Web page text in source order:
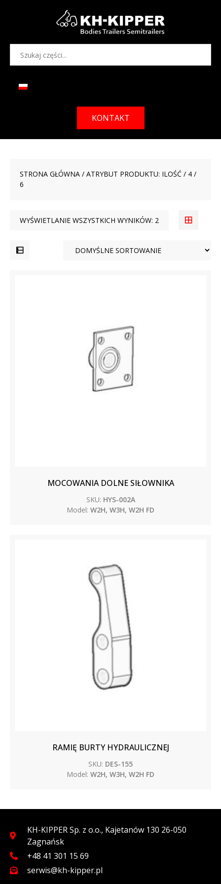
KONTAKT
STRONA GŁÓWNA / ATRYBUT PRODUKTU: ILOŚĆ / 4 /
6
WYŚWIETLANIE WSZYSTKICH WYNIKÓW: 2
MOCOWANIA DOLNE SIŁOWNIKA
SKU: HYS-002A
Model: W2H, W3H, W2H FD
RAMIĘ BURTY HYDRAULICZNEJ
SKU: DES-155
Model: W2H, W3H, W2H FD
KH-KIPPER Sp. z o.o., Kajetanów 130 26-050
Zagnańsk
+48 41 301 15 69
serwis@kh-kipper.pl